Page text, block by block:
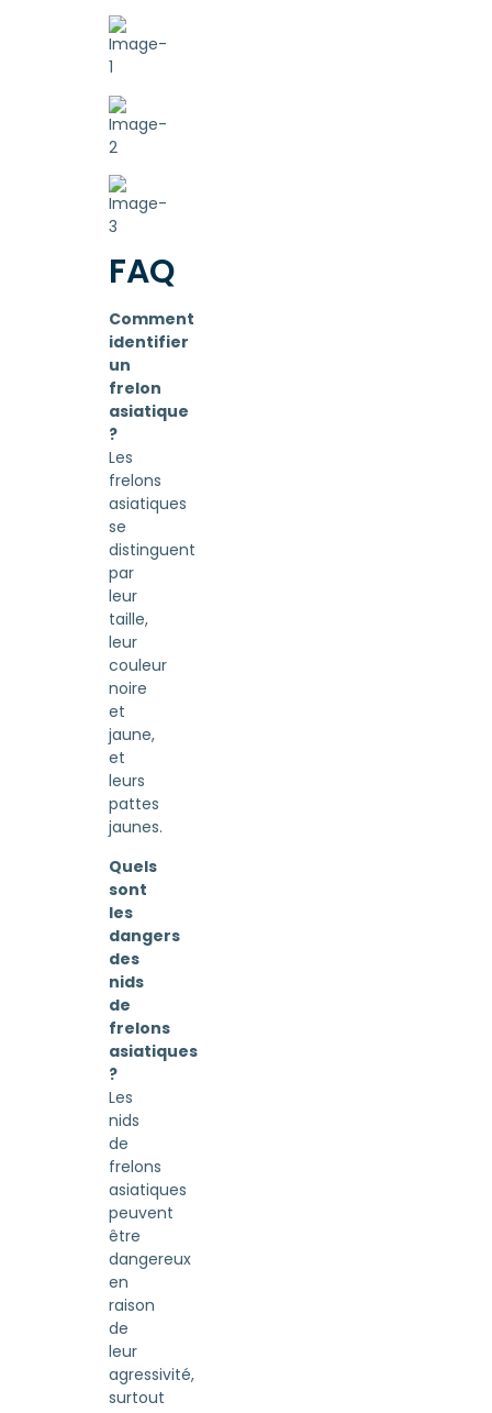
FAQ
Comment
identifier
un
frelon
asiatique
?
Les
frelons
asiatiques
se
distinguent
par
leur
taille,
leur
couleur
noire
et
jaune,
et
leurs
pattes
jaunes.
Quels
sont
les
dangers
des
nids
de
frelons
asiatiques
?
Les
nids
de
frelons
asiatiques
peuvent
être
dangereux
en
raison
de
leur
agressivité,
surtout